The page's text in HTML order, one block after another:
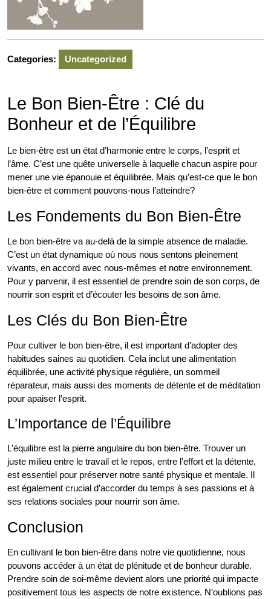
Categories: Uncategorized
Le Bon Bien-Être : Clé du
Bonheur et de l’Équilibre
Le bien-être est un état d’harmonie entre le corps, l’esprit et
l’âme. C’est une quête universelle à laquelle chacun aspire pour
mener une vie épanouie et équilibrée. Mais qu’est-ce que le bon
bien-être et comment pouvons-nous l’atteindre?
Les Fondements du Bon Bien-Être
Le bon bien-être va au-delà de la simple absence de maladie.
C’est un état dynamique où nous nous sentons pleinement
vivants, en accord avec nous-mêmes et notre environnement.
Pour y parvenir, il est essentiel de prendre soin de son corps, de
nourrir son esprit et d’écouter les besoins de son âme.
Les Clés du Bon Bien-Être
Pour cultiver le bon bien-être, il est important d’adopter des
habitudes saines au quotidien. Cela inclut une alimentation
équilibrée, une activité physique régulière, un sommeil
réparateur, mais aussi des moments de détente et de méditation
pour apaiser l’esprit.
L’Importance de l’Équilibre
L’équilibre est la pierre angulaire du bon bien-être. Trouver un
juste milieu entre le travail et le repos, entre l’effort et la détente,
est essentiel pour préserver notre santé physique et mentale. Il
est également crucial d’accorder du temps à ses passions et à
ses relations sociales pour nourrir son âme.
Conclusion
En cultivant le bon bien-être dans notre vie quotidienne, nous
pouvons accéder à un état de plénitude et de bonheur durable.
Prendre soin de soi-même devient alors une priorité qui impacte
positivement tous les aspects de notre existence. N’oublions pas